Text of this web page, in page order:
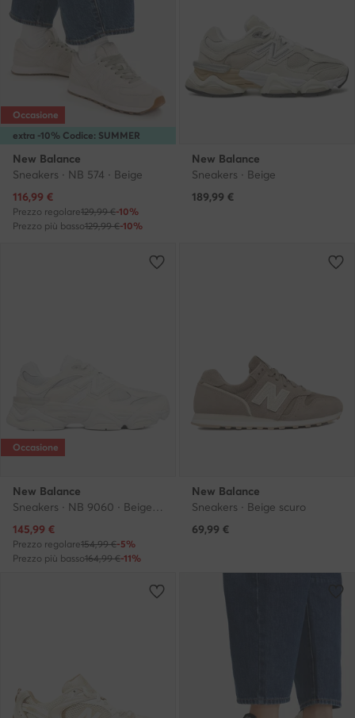
extra -10% Codice: SUMMER
Occasione
New Balance
Sneakers · NB 574 · Beige
Prezzo attuale
116,99 €
Prezzo regolare129,99 €-10%
Prezzo più basso129,99 €-10%
New Balance
Sneakers · Beige
189,99 €
Occasione
New Balance
Sneakers · NB 9060 · Beige chiaro
Prezzo attuale
145,99 €
Prezzo regolare154,99 €-5%
Prezzo più basso164,99 €-11%
New Balance
Sneakers · Beige scuro
69,99 €